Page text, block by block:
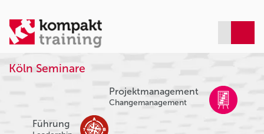
Köln Seminare
Projektmanagement
Changemanagement
Führung